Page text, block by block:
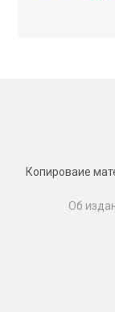
Копироваие
Об